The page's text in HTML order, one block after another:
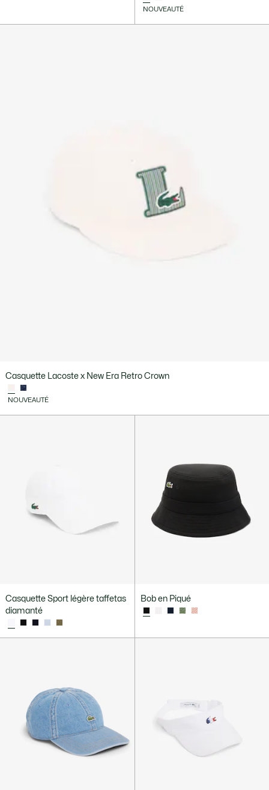
NOUVEAUTÉ
Casquette Lacoste x New Era Retro Crown
NOUVEAUTÉ
Casquette Sport légère taffetas
diamanté
Bob en Piqué